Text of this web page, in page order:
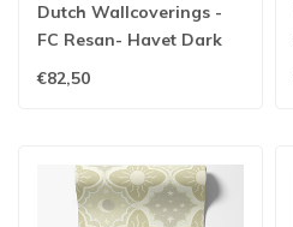
Dutch Wallcoverings -
FC Resan- Havet Dark
blue - 29018
€82,50